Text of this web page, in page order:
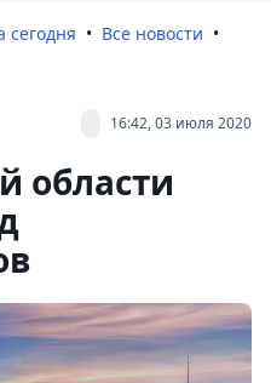
сегодня
Все новости
16:42, 03 июля 2020
области